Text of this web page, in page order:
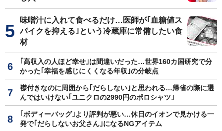
味噌汁に入れて食べるだけ…医師が｢血糖値ス
パイクを抑える｣という冷蔵庫に常備したい食
材
｢高収入の人ほど幸せ｣は間違いだった…世界160カ国研究で分
かった｢幸福を感じにくくなる年収｣の分岐点
襟付きなのに周囲から｢だらしない｣と思われる…帰省の際に選
んではいけない｢ユニクロの2990円のポロシャツ｣
｢ボディーバッグ｣より評判が悪い…休日のイオンで見かける一
発で｢だらしないお父さん｣になるNGアイテム